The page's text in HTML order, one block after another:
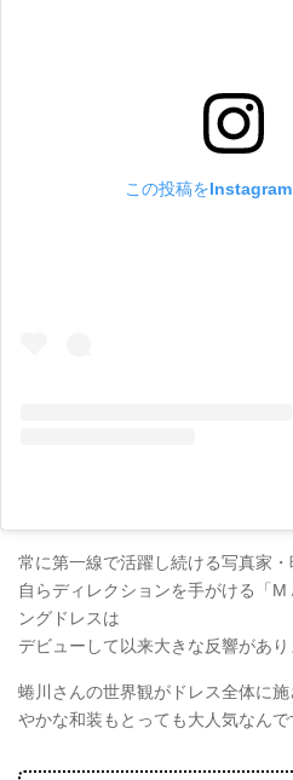
この投稿をInstagram
常に第一線で活躍し続ける写真家・
自らディレクションを手がける「
ングドレスは
デビューして以来大きな反響があり
蜷川さんの世界観がドレス全体に
やかな和装もとっても大人気なんで